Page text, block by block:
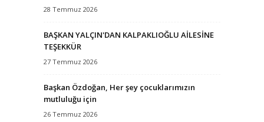
28 Temmuz 2026
BAŞKAN YALÇIN'DAN KALPAKLIOĞLU AİLESİNE
TEŞEKKÜR
27 Temmuz 2026
Başkan Özdoğan, Her şey çocuklarımızın
mutluluğu için
26 Temmuz 2026